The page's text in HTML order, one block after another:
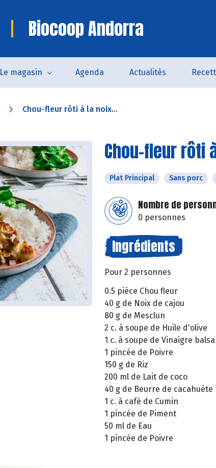
Biocoop Andorra
Le magasin Agenda Actualités
Chou-fleur rôti à la noix...
Chou-fleur rôti
Plat Principal Sans porc
Nombre de
0 personnes
Ingrédients
Pour 2 personnes
0.5 pièce Chou fleur
40 g de Noix de cajou
80 g de Mesclun
2 c. à soupe de Huile d'olive
1 c. à soupe de Vinaigre
1 pincée de Poivre
150 g de Riz
200 ml de Lait de coco
40 g de Beurre de cacahuète
1 c. à café de Cumin
1 pincée de Piment
50 ml de Eau
1 pincée de Poivre